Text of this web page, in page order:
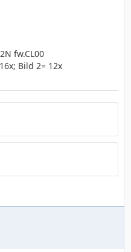
fw.CL00
Bild 2= 12x